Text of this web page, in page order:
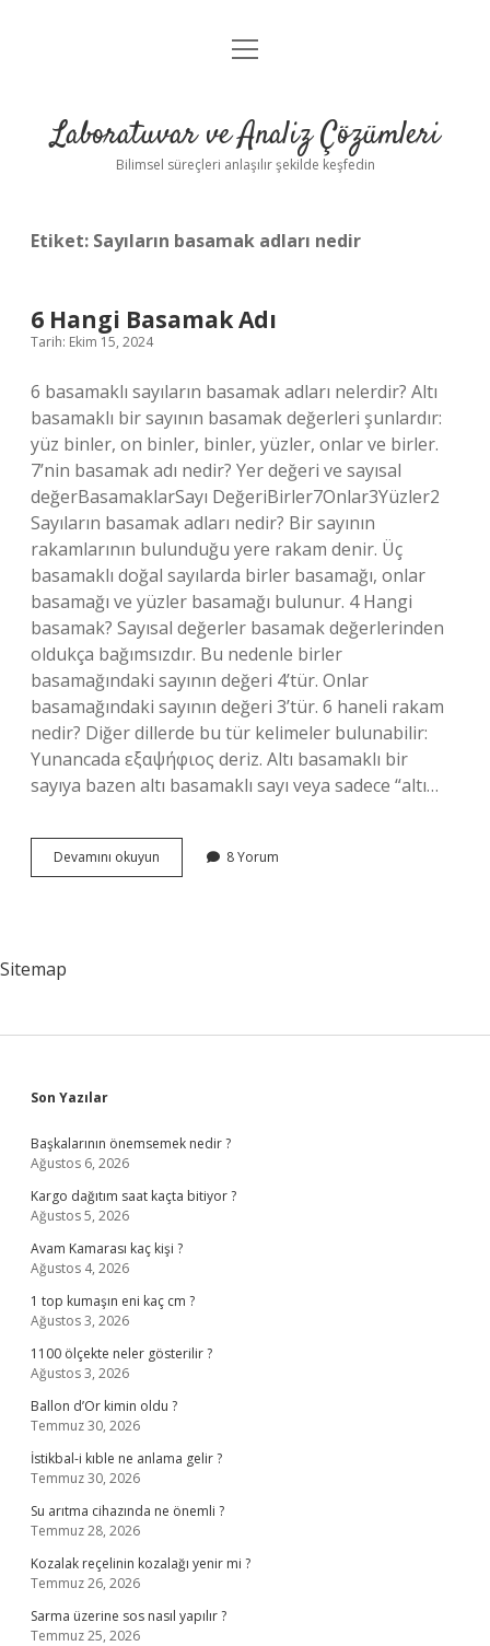
Anasayfa
Yasal Uyarı
menüyü
Laboratuvar ve Analiz Çözümleri
Bilimsel süreçleri anlaşılır şekilde keşfedin
Etiket: Sayıların basamak adları nedir
6 Hangi Basamak Adı
Tarih: Ekim 15, 2024
6 basamaklı sayıların basamak adları nelerdir? Altı
basamaklı bir sayının basamak değerleri şunlardır:
yüz binler, on binler, binler, yüzler, onlar ve birler.
7’nin basamak adı nedir? Yer değeri ve sayısal
değerBasamaklarSayı DeğeriBirler7Onlar3Yüzler2
Sayıların basamak adları nedir? Bir sayının
rakamlarının bulunduğu yere rakam denir. Üç
basamaklı doğal sayılarda birler basamağı, onlar
basamağı ve yüzler basamağı bulunur. 4 Hangi
basamak? Sayısal değerler basamak değerlerinden
oldukça bağımsızdır. Bu nedenle birler
basamağındaki sayının değeri 4’tür. Onlar
basamağındaki sayının değeri 3’tür. 6 haneli rakam
nedir? Diğer dillerde bu tür kelimeler bulunabilir:
Yunancada εξαψήφιος deriz. Altı basamaklı bir
sayıya bazen altı basamaklı sayı veya sadece “altı…
Devamını okuyun
Hangi
8 Yorum
Sitemap
Sidebar
Son Yazılar
Başkalarının önemsemek nedir ?
Ağustos 6, 2026
Kargo dağıtım saat kaçta bitiyor ?
Ağustos 5, 2026
Avam Kamarası kaç kişi ?
Ağustos 4, 2026
1 top kumaşın eni kaç cm ?
Ağustos 3, 2026
1100 ölçekte neler gösterilir ?
Ağustos 3, 2026
Ballon d’Or kimin oldu ?
Temmuz 30, 2026
İstikbal-i kıble ne anlama gelir ?
Temmuz 30, 2026
Su arıtma cihazında ne önemli ?
Temmuz 28, 2026
Kozalak reçelinin kozalağı yenir mi ?
Temmuz 26, 2026
Sarma üzerine sos nasıl yapılır ?
Temmuz 25, 2026